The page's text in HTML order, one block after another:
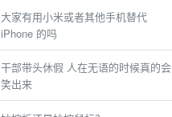
大家有用小米或者其他手机替代
iPhone 的吗
干部带头休假 人在无语的时候真的会
笑出来